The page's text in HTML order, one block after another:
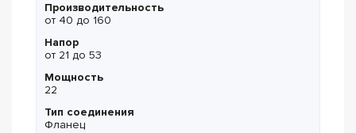
Производительность
от 40 до 160
Напор
от 21 до 53
Мощность
22
Тип соединения
Фланец